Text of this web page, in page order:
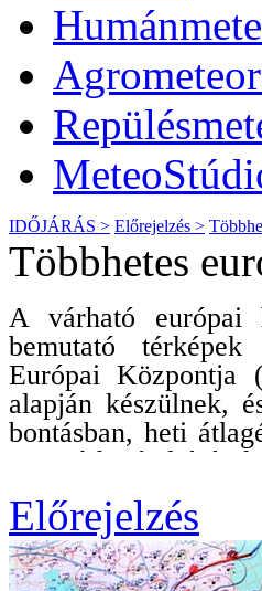
IDŐJÁRÁS > Előrejelzés >
Többhetes
Előrejelzés